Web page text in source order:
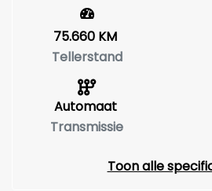
75.660 KM
Tellerstand
Automaat
Transmissie
Toon alle